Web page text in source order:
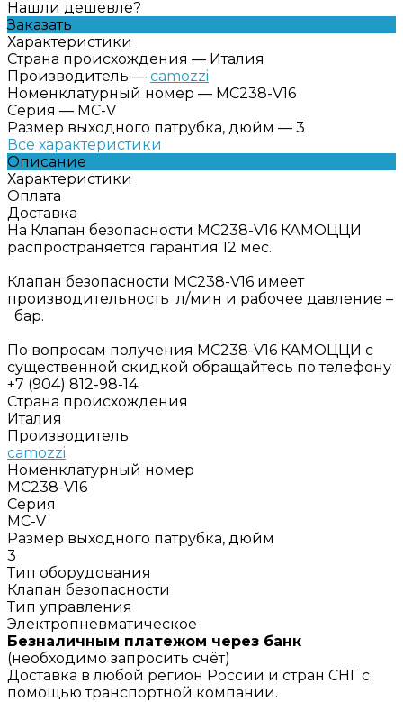
Нашли дешевле?
Заказать
Характеристики
Страна происхождения — Италия
Производитель — camozzi
Номенклатурный номер — MC238-V16
Серия — MC-V
Размер выходного патрубка, дюйм — 3
Все характеристики
Описание
Характеристики
Оплата
Доставка
На Клапан безопасности MC238-V16 КАМОЦЦИ
распространяется гарантия 12 мес.
Клапан безопасности MC238-V16 имеет
производительность л/мин и рабочее давление –
бар.
По вопросам получения MC238-V16 КАМОЦЦИ с
существенной скидкой обращайтесь по телефону
+7 (904) 812-98-14.
Страна происхождения
Италия
Производитель
camozzi
Номенклатурный номер
MC238-V16
Серия
MC-V
Размер выходного патрубка, дюйм
3
Тип оборудования
Клапан безопасности
Тип управления
Электропневматическое
Безналичным платежом через банк
(необходимо запросить счёт)
Доставка в любой регион России и стран СНГ с
помощью транспортной компании.